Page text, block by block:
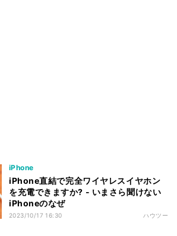
iPhone
iPhone直結で完全ワイヤレスイヤホン
を充電できますか? - いまさら聞けない
iPhoneのなぜ
2023/10/17 16:30 ハウツー